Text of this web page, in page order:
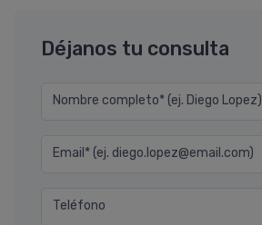
Déjanos tu consulta
Nombre completo* (ej. Diego Lopez)
Email* (ej. diego.lopez@email.com)
Teléfono